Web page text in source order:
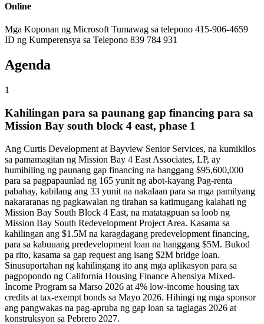
Online
Mga Koponan ng Microsoft Tumawag sa telepono 415-906-4659
ID ng Kumperensya sa Telepono 839 784 931
Agenda
1
Kahilingan para sa paunang gap financing para sa
Mission Bay south block 4 east, phase 1
Ang Curtis Development at Bayview Senior Services, na kumikilos
sa pamamagitan ng Mission Bay 4 East Associates, LP, ay
humihiling ng paunang gap financing na hanggang $95,600,000
para sa pagpapaunlad ng 165 yunit ng abot-kayang Pag-renta
pabahay, kabilang ang 33 yunit na nakalaan para sa mga pamilyang
nakararanas ng pagkawalan ng tirahan sa katimugang kalahati ng
Mission Bay South Block 4 East, na matatagpuan sa loob ng
Mission Bay South Redevelopment Project Area. Kasama sa
kahilingan ang $1.5M na karagdagang predevelopment financing,
para sa kabuuang predevelopment loan na hanggang $5M. Bukod
pa rito, kasama sa gap request ang isang $2M bridge loan.
Sinusuportahan ng kahilingang ito ang mga aplikasyon para sa
pagpopondo ng California Housing Finance Ahensiya Mixed-
Income Program sa Marso 2026 at 4% low-income housing tax
credits at tax-exempt bonds sa Mayo 2026. Hihingi ng mga sponsor
ang pangwakas na pag-apruba ng gap loan sa taglagas 2026 at
konstruksyon sa Pebrero 2027.